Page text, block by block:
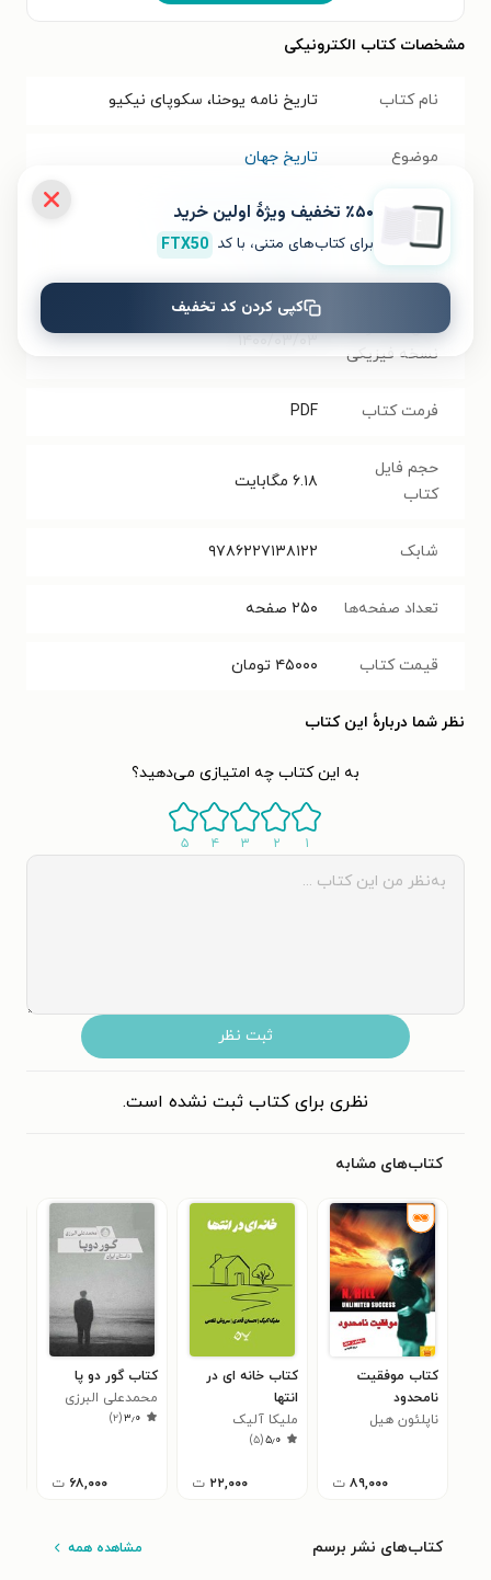
مشخصات کتاب الکترونیکی
نام کتاب تاریخ نامه یوحنا، سکوپای نیکیو
موضوع تاریخ جهان
مترجم محمود فاضلی بیرجندی
انتشارات
سال انتشار
نسخه فیزیکی
۱۴۰۰/۰۳/۰۳
فرمت کتاب PDF
حجم فایل
کتاب
۶.۱۸ مگابایت
شابک ۹۷۸۶۲۲۷۱۳۸۱۲۲
تعداد صفحه‌ها ۲۵۰ صفحه
قیمت کتاب ۴۵۰۰۰ تومان
نظر شما دربارهٔ این کتاب
به این کتاب چه امتیازی می‌دهید؟
۱ ۲ ۳ ۴ ۵
ثبت نظر
نظری برای کتاب ثبت نشده است.
کتاب‌های مشابه
کتاب موفقیت
نامحدود
ناپلئون هیل
۸۹,۰۰۰ ت
کتاب خانه ای در
انتها
ملیکا آلیک
۵٫۰(۵)
۲۲,۰۰۰ ت
کتاب گور دو پا
محمدعلی البرزی
۳٫۰(۲)
۶۸,۰۰۰ ت
کتاب‌های نشر برسم مشاهده همه
٪۵۰ تخفیف ویژۀ اولین خرید
برای کتاب‌های متنی، با کد FTX50
کپی کردن کد تخفیف